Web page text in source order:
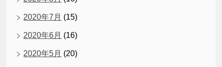
2020年7月 (15)
2020年6月 (16)
2020年5月 (20)